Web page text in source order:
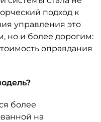
подход к
управления это
но и более дорогим:
оправдания
более
на